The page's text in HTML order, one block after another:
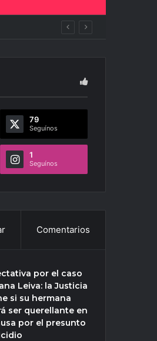
79
Seguínos
1
Seguínos
Comentarios
por el caso
Leiva: la Justicia
si su hermana
ser querellante en
por el presunto